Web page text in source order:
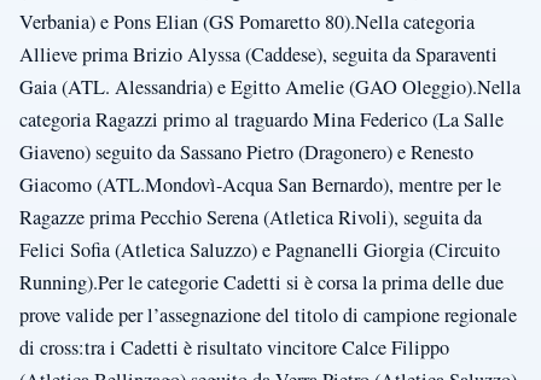
Verbania) e Pons Elian (GS Pomaretto 80).Nella categoria
Allieve prima Brizio Alyssa (Caddese), seguita da Sparaventi
Gaia (ATL. Alessandria) e Egitto Amelie (GAO Oleggio).Nella
categoria Ragazzi primo al traguardo Mina Federico (La Salle
Giaveno) seguito da Sassano Pietro (Dragonero) e Renesto
Giacomo (ATL.Mondovì-Acqua San Bernardo), mentre per le
Ragazze prima Pecchio Serena (Atletica Rivoli), seguita da
Felici Sofia (Atletica Saluzzo) e Pagnanelli Giorgia (Circuito
Running).Per le categorie Cadetti si è corsa la prima delle due
prove valide per l’assegnazione del titolo di campione regionale
di cross:tra i Cadetti è risultato vincitore Calce Filippo